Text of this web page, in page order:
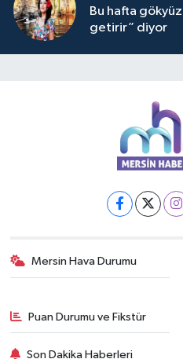
Bu hafta
getirir” diyor
Mersin Hava Durumu
Puan Durumu ve Fikstür
Son Dakika Haberleri